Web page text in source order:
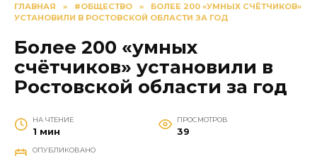
ГЛАВНАЯ » #ОБЩЕСТВО »
БОЛЕЕ 200 «УМНЫХ СЧЁТЧИКОВ»
УСТАНОВИЛИ В РОСТОВСКОЙ ОБЛАСТИ ЗА ГОД
Более 200 «умных
счётчиков» установили в
Ростовской области за год
НА ЧТЕНИЕ
1 мин
ПРОСМОТРОВ
39
ОПУБЛИКОВАНО